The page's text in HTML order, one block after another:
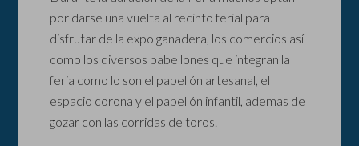
por darse una vuelta al recinto ferial para
disfrutar de la expo ganadera, los comercios así
como los diversos pabellones que integran la
feria como lo son el pabellón artesanal, el
espacio corona y el pabellón infantil, ademas de
gozar con las corridas de toros.